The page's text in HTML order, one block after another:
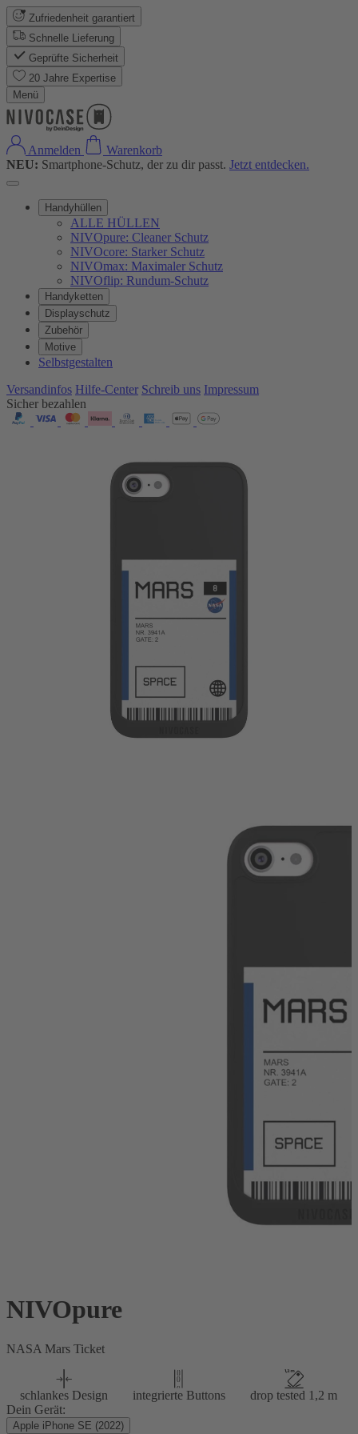
Zufriedenheit garantiert
Schnelle Lieferung
Geprüfte Sicherheit
20 Jahre Expertise
Menü
Anmelden
Warenkorb
NEU: Smartphone-Schutz, der zu dir passt. Jetzt entdecken.
Handyhüllen
ALLE HÜLLEN
NIVOpure: Cleaner Schutz
NIVOcore: Starker Schutz
NIVOmax: Maximaler Schutz
NIVOflip: Rundum-Schutz
Handyketten
Displayschutz
Zubehör
Motive
Selbstgestalten
Versandinfos Hilfe-Center Schreib uns Impressum
Sicher bezahlen
NIVOpure
NASA Mars Ticket
schlankes Design integrierte Buttons
drop tested 1,2 m
Dein Gerät:
Apple iPhone SE (2022)